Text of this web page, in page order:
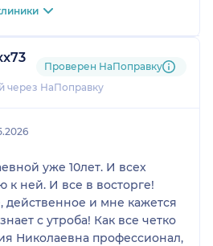
через НаПоправку
Проверен НаПоправку
уже 10лет. И всех
к ней. И все в восторге!
действенное и мне кажется
с утроба! Как все четко
Николаевна профессионал,